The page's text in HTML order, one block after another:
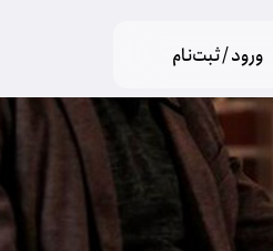
ورود / ثبت‌نام